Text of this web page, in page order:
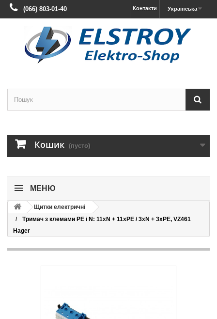
Українська
Контакти
(066) 803-01-40
Кошик (пусто)
МЕНЮ
Щитки електричні
Тримач з клемами PE і N: 11xN + 11xPE / 3xN + 3xPE, VZ461
Hager